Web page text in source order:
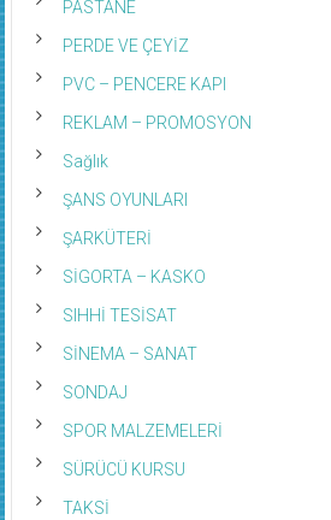
PASTANE
PERDE VE ÇEYİZ
PVC – PENCERE KAPI
REKLAM – PROMOSYON
Sağlık
ŞANS OYUNLARI
ŞARKÜTERİ
SİGORTA – KASKO
SIHHİ TESİSAT
SİNEMA – SANAT
SONDAJ
SPOR MALZEMELERİ
SÜRÜCÜ KURSU
TAKSİ